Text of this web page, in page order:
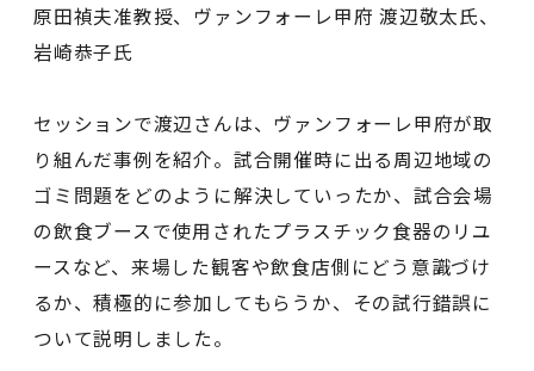
原田禎夫准教授、ヴァンフォーレ甲府 渡辺敬太氏、
岩崎恭子氏
セッションで渡辺さんは、ヴァンフォーレ甲府が取
り組んだ事例を紹介。試合開催時に出る周辺地域の
ゴミ問題をどのように解決していったか、試合会場
の飲食ブースで使用されたプラスチック食器のリユ
ースなど、来場した観客や飲食店側にどう意識づけ
るか、積極的に参加してもらうか、その試行錯誤に
ついて説明しました。